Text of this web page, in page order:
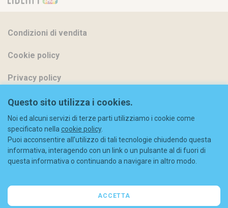
Condizioni di vendita
Cookie policy
Privacy policy
Metodi di pagamento
Spedizioni
Diritto di recesso
Codice sconto
FAQ
Questo sito utilizza i cookies.
Noi ed alcuni servizi di terze parti utilizziamo i cookie come
specificato nella cookie policy.
Puoi acconsentire all’utilizzo di tali tecnologie chiudendo questa
informativa, interagendo con un link o un pulsante al di fuori di
questa informativa o continuando a navigare in altro modo.
ACCETTA